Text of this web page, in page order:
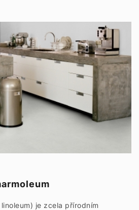
je zcela přírodním